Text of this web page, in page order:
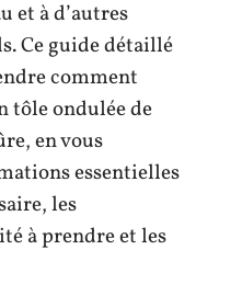
et à d’autres
Ce guide détaillé
comment
tôle ondulée de
en vous
essentielles
les
à prendre et les